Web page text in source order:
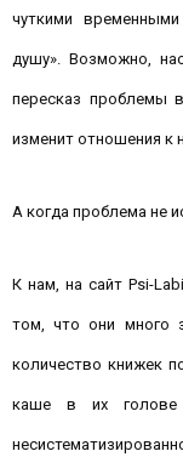
чуткими
душу». Возможно,
пересказ проблемы
изменит отношения к
А когда проблема не
К нам, на сайт Psi-
том, что они много
количество книжек
каше в их голове